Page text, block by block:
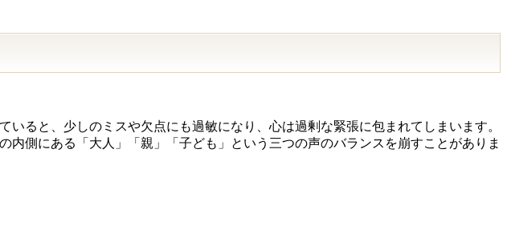
ると、少しのミスや欠点にも過敏になり、心は過剰な緊張に包まれてしまいます。
側にある「大人」「親」「子ども」という三つの声のバランスを崩すことがありま